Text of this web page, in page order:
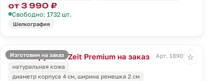
от 3 990 ₽
Свободно: 1732 шт.
Шелкография
Изготовим на заказ
Часы наручные Zeit Premium на заказ
Арт. 18907.01
натуральная кожа
диаметр корпуса 4 см, ширина ремешка 2 см
☆